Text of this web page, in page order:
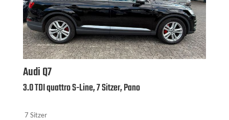
AudiQ7
3.0 TDI quattro S-Line, 7 Sitzer, Pano
7 Sitzer